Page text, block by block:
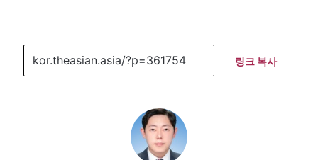
링크 복사